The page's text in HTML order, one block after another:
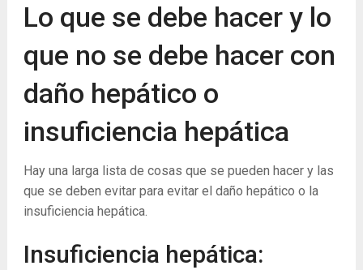
Lo que se debe hacer y lo
que no se debe hacer con
daño hepático o
insuficiencia hepática
Hay una larga lista de cosas que se pueden hacer y las
que se deben evitar para evitar el daño hepático o la
insuficiencia hepática.
Insuficiencia hepática: